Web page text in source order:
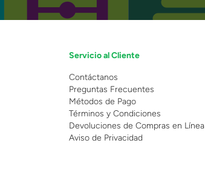
Servicio al Cliente
Contáctanos
Preguntas Frecuentes
Métodos de Pago
Términos y Condiciones
Devoluciones de Compras en Línea
Aviso de Privacidad